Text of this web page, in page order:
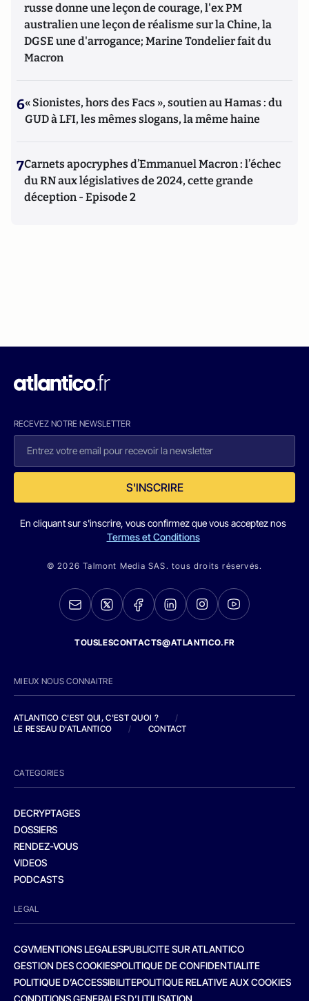
russe donne une leçon de courage, l'ex PM
australien une leçon de réalisme sur la Chine, la
DGSE une d'arrogance; Marine Tondelier fait du
Macron
6« Sionistes, hors des Facs », soutien au Hamas : du
GUD à LFI, les mêmes slogans, la même haine
7Carnets apocryphes d’Emmanuel Macron : l’échec
du RN aux législatives de 2024, cette grande
déception - Episode 2
RECEVEZ NOTRE NEWSLETTER
S'INSCRIRE
En cliquant sur s'inscrire, vous confirmez que vous acceptez nos
Termes et Conditions
© 2026 Talmont Media SAS. tous droits réservés.
TOUSLESCONTACTS@ATLANTICO.FR
MIEUX NOUS CONNAITRE
ATLANTICO C'EST QUI, C'EST QUOI ?
/
LE RESEAU D'ATLANTICO
/ CONTACT
CATEGORIES
DECRYPTAGES
DOSSIERS
RENDEZ-VOUS
VIDEOS
PODCASTS
LEGAL
CGVMENTIONS LEGALESPUBLICITE SUR ATLANTICO
GESTION DES COOKIESPOLITIQUE DE CONFIDENTIALITE
POLITIQUE D’ACCESSIBILITEPOLITIQUE RELATIVE AUX COOKIES
CONDITIONS GENERALES D’UTILISATION